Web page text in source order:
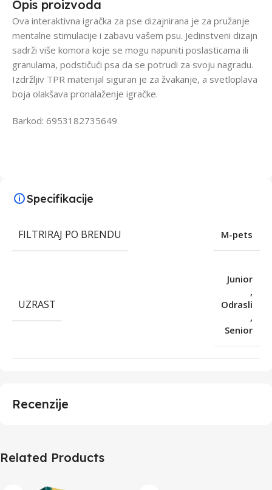
Opis proizvoda
Ova interaktivna igračka za pse dizajnirana je za pružanje
mentalne stimulacije i zabavu vašem psu. Jedinstveni dizajn
sadrži više komora koje se mogu napuniti poslasticama ili
granulama, podstičući psa da se potrudi za svoju nagradu.
Izdržljiv TPR materijal siguran je za žvakanje, a svetloplava
boja olakšava pronalaženje igračke.
Barkod: 6953182735649
Specifikacije
FILTRIRAJ PO BRENDU M-pets
UZRAST
Junior
,
Odrasli
,
Senior
Recenzije
Related Products